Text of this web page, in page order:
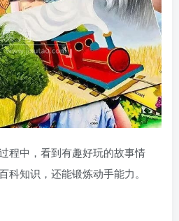
程中，看到有趣好玩的故事情
科知识，还能锻炼动手能力。